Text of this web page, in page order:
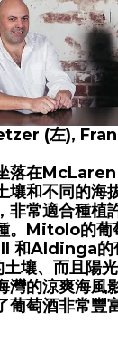
(左),
落在
壤和不同的海
非常適合種植
Mitolo的葡
和Aldinga的
壤、而且陽光
灣的涼爽海風
葡萄酒非常豐